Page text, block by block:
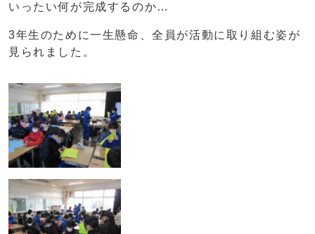
いったい何が完成するのか…
3年生のために一生懸命、全員が活動に取り組む姿が
見られました。